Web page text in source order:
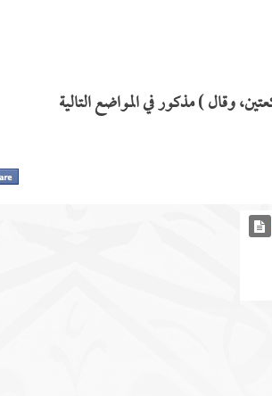
وقال ) مذكور في المواضع التالية